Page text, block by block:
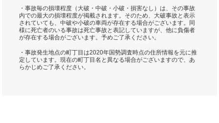
・事故毎の損壊程度（大破・中破・小破・損害なし）は、その事故
内での最大の損壊程度が掲載されます。そのため、大破事故と表示
されていても、中破や小破の車両が存在する場合がございます。同
様に死亡者のいる事故は死亡事故と表記していますが、他に負傷者
が存在する場合がございます。予めご了承ください。
・事故発生地点の町丁目は2020年国勢調査時点の住所情報を元に推
定しています。現在の町丁目名と異なる場合がございますので、あ
らかじめご了承ください。